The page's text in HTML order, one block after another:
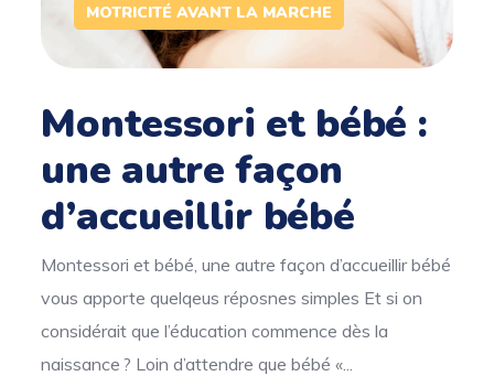
MOTRICITÉ AVANT LA MARCHE
Montessori et bébé :
une autre façon
d’accueillir bébé
Montessori et bébé, une autre façon d’accueillir bébé
vous apporte quelqeus réposnes simples Et si on
considérait que l’éducation commence dès la
naissance ? Loin d’attendre que bébé «...